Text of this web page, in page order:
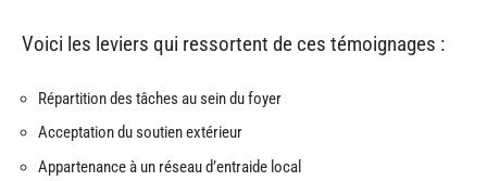
Voici les leviers qui ressortent de ces témoignages :
Répartition des tâches au sein du foyer
Acceptation du soutien extérieur
Appartenance à un réseau d’entraide local